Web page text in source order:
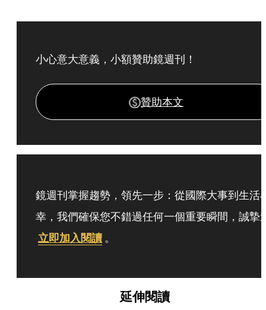
小心意大意義，小額贊助鏡週刊！
贊助本文
鏡週刊掌握趨勢，領先一步：從國際大事到生活
幸，我們確保您不錯過任何一個重要瞬間，誠摯
立即加入閱讀 。
延伸閱讀